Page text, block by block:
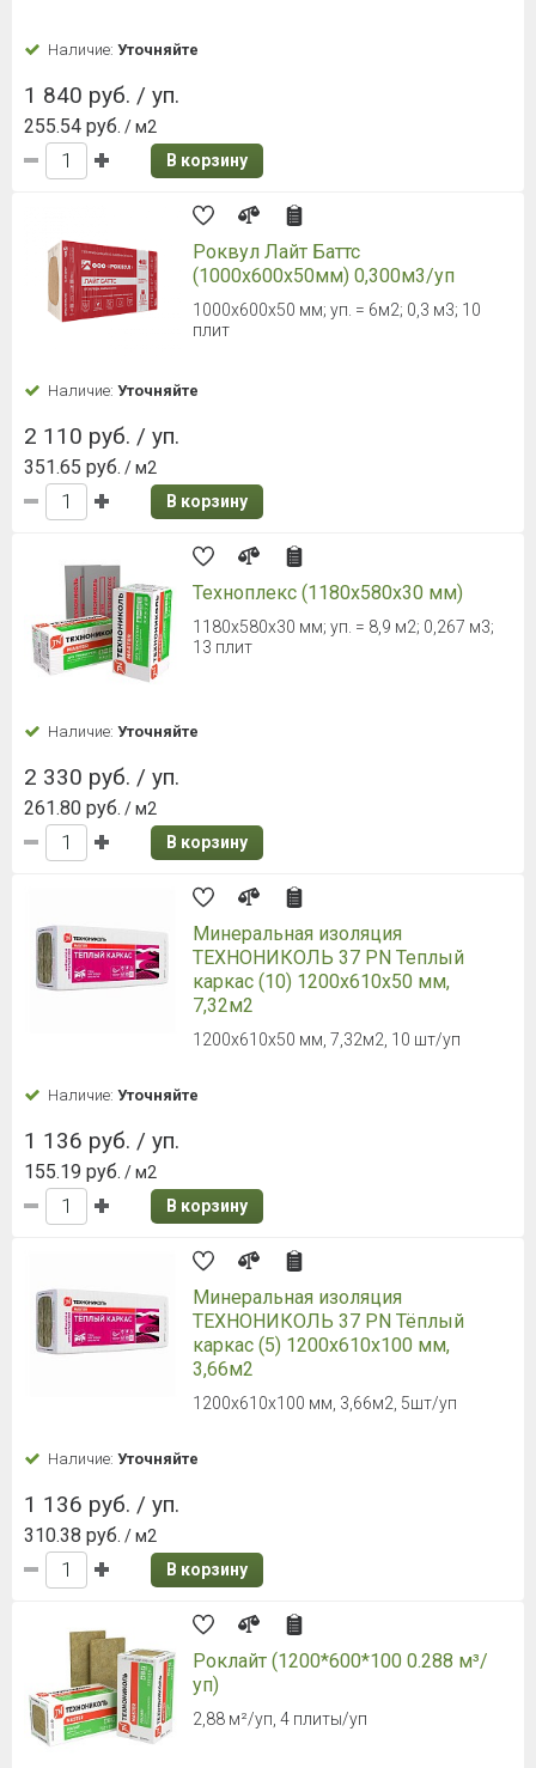
Наличие: Уточняйте
1 840 руб. / уп.
255.54 руб. / м2
В корзину
Роквул Лайт Баттс
(1000х600х50мм) 0,300м3/уп
1000x600x50 мм; уп. = 6м2; 0,3 м3; 10
плит
Наличие: Уточняйте
2 110 руб. / уп.
351.65 руб. / м2
В корзину
Техноплекс (1180х580х30 мм)
1180х580х30 мм; уп. = 8,9 м2; 0,267 м3;
13 плит
Наличие: Уточняйте
2 330 руб. / уп.
261.80 руб. / м2
В корзину
Минеральная изоляция
ТЕXНОНИКОЛЬ 37 PN Теплый
каркас (10) 1200х610х50 мм,
7,32м2
1200х610х50 мм, 7,32м2, 10 шт/уп
Наличие: Уточняйте
1 136 руб. / уп.
155.19 руб. / м2
В корзину
Минеральная изоляция
ТЕXНОНИКОЛЬ 37 PN Тёплый
каркас (5) 1200х610х100 мм,
3,66м2
1200х610х100 мм, 3,66м2, 5шт/уп
Наличие: Уточняйте
1 136 руб. / уп.
310.38 руб. / м2
В корзину
Роклайт (1200*600*100 0.288 м³/
уп)
2,88 м²/уп, 4 плиты/уп